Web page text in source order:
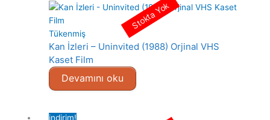
Tükenmiş
Kan İzleri – Uninvited (1988) Orjinal VHS
Kaset Film
Devamını oku
Stokta Yok
indirim!